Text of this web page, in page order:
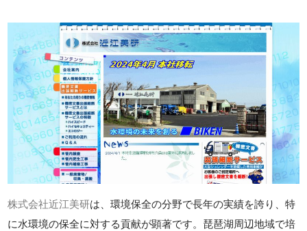
株式会社近江美研は、環境保全の分野で長年の実績を誇り、特
に水環境の保全に対する貢献が顕著です。琵琶湖周辺地域で培